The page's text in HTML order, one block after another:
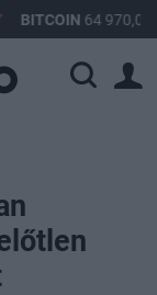
BITCOIN 64 970,03